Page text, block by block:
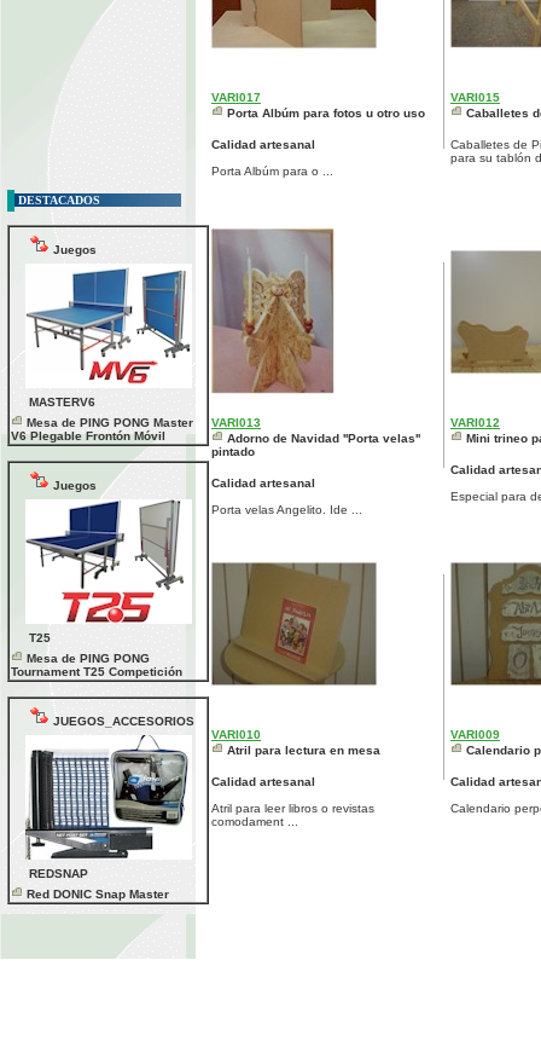
DESTACADOS
Juegos
MASTERV6
Mesa de PING PONG Master
V6 Plegable Frontón Móvil
Juegos
T25
Mesa de PING PONG
Tournament T25 Competición
JUEGOS_ACCESORIOS
REDSNAP
Red DONIC Snap Master
VARI017
Porta Albúm para fotos u otro uso
Calidad artesanal
Porta Albúm para o ...
VARI015
Caballetes
Caballetes de
para su tablón
VARI013
Adorno de Navidad ''Porta velas''
pintado
Calidad artesanal
Porta velas Angelito. Ide ...
VARI012
Mini trineo
Calidad
Especial para
VARI010
Atril para lectura en mesa
Calidad artesanal
Atril para leer libros o revistas
comodament ...
VARI009
Calendario
Calidad
Calendario